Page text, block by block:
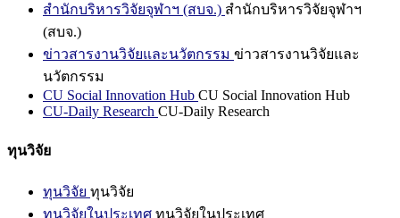
สำนักบริหารวิจัยจุฬาฯ (สบจ.) สำนักบริหารวิจัยจุฬาฯ
(สบจ.)
ข่าวสารงานวิจัยและนวัตกรรม ข่าวสารงานวิจัยและ
นวัตกรรม
CU Social Innovation Hub CU Social Innovation Hub
CU-Daily Research CU-Daily Research
ทุนวิจัย
ทุนวิจัย ทุนวิจัย
ทุนวิจัยในประเทศ ทุนวิจัยในประเทศ